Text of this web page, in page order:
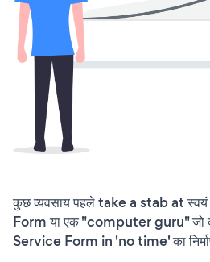
कुछ व्यवसाय पहले take a stab at
Form या एक "computer guru" जो
Service Form in 'no time' का